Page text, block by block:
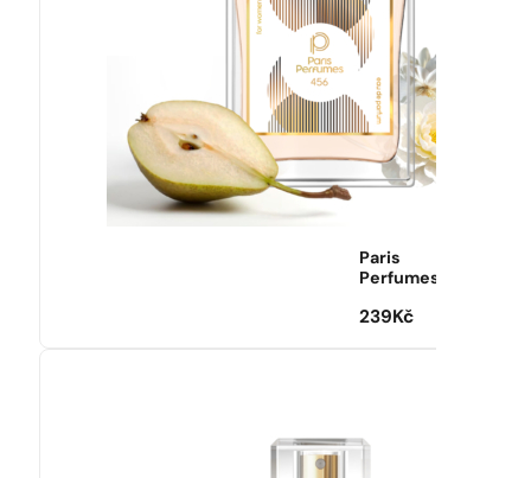
Paris
Perfumes
239 Kč